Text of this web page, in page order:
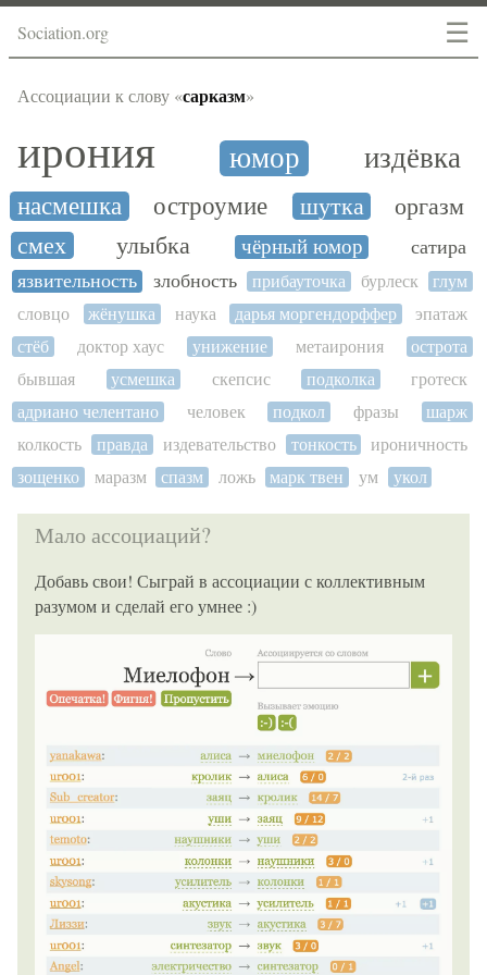
☰
Sociation.org
Ассоциации к слову «сарказм»
ирония юмор издёвка
насмешка остроумие шутка
оргазм
смех
улыбка чёрный юмор
сатира
язвительность
злобность прибауточка бурлеск
глум
словцо
жёнушка наука дарья моргендорффер
эпатаж
стёб
доктор хаус унижение метаирония
острота
бывшая
усмешка скепсис подколка
гротеск
адриано челентано
человек подкол фразы
шарж
колкость
правда издевательство тонкость
ироничность
зощенко
маразм спазм ложь марк твен ум укол
Мало ассоциаций?
Добавь свои! Сыграй в ассоциации с коллективным
разумом и сделай его умнее :)